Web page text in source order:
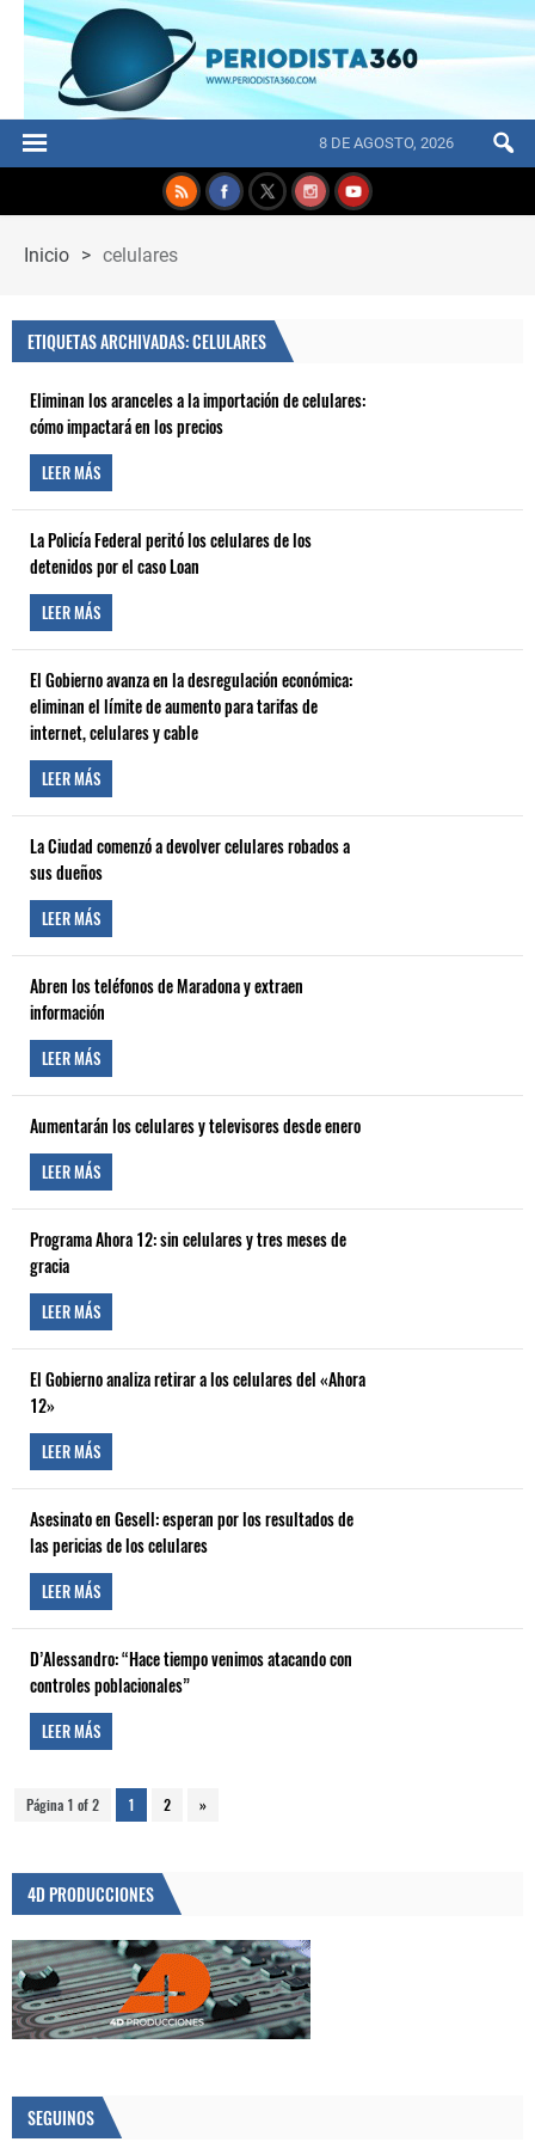
8 DE AGOSTO, 2026
Inicio > celulares
ETIQUETAS ARCHIVADAS: CELULARES
Eliminan los aranceles a la importación de celulares:
cómo impactará en los precios
LEER MÁS
La Policía Federal peritó los celulares de los
detenidos por el caso Loan
LEER MÁS
El Gobierno avanza en la desregulación económica:
eliminan el límite de aumento para tarifas de
internet, celulares y cable
LEER MÁS
La Ciudad comenzó a devolver celulares robados a
sus dueños
LEER MÁS
Abren los teléfonos de Maradona y extraen
información
LEER MÁS
Aumentarán los celulares y televisores desde enero
LEER MÁS
Programa Ahora 12: sin celulares y tres meses de
gracia
LEER MÁS
El Gobierno analiza retirar a los celulares del «Ahora
12»
LEER MÁS
Asesinato en Gesell: esperan por los resultados de
las pericias de los celulares
LEER MÁS
D’Alessandro: “Hace tiempo venimos atacando con
controles poblacionales”
LEER MÁS
Página 1 of 2 1 2 »
4D PRODUCCIONES
SEGUINOS